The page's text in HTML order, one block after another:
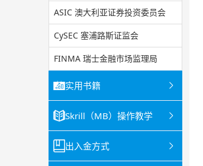
ASIC 澳大利亚证券投资委员会
CySEC 塞浦路斯证监会
FINMA 瑞士金融市场监理局
实用书籍
Skrill（MB）操作教学
出入金方式